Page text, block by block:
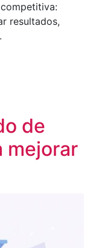
resultados,
de
mejorar